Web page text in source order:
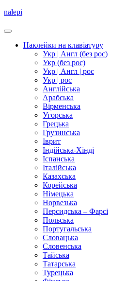
nalepi
Наклейки на клавіатуру
Укр | Англ (без рос)
Укр (без рос)
Укр | Англ | рос
Укр | рос
Англійська
Арабська
Вірменська
Угорська
Грецька
Грузинська
Іврит
Індійська-Хінді
Іспанська
Італійська
Казахська
Корейська
Німецька
Норвезька
Персидська – Фарсі
Польська
Португальська
Словацька
Словенська
Тайська
Татарська
Турецька